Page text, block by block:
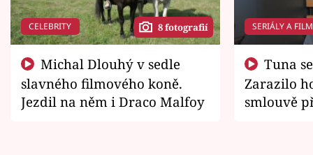
CELEBRITY 8 fotografií
slavného filmového koně.
Jezdil na něm i Draco Malfoy
SERIÁLY A
Zarazilo
smlouvě